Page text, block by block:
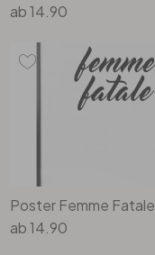
ab14.90
Poster Femme Fatale
ab14.90